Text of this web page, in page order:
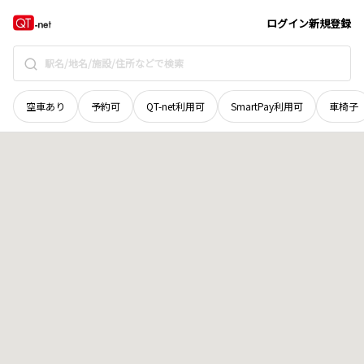
ログイン新規登録
空車あり 予約可 QT-net利用可 SmartPay利用可 車椅子
広島県